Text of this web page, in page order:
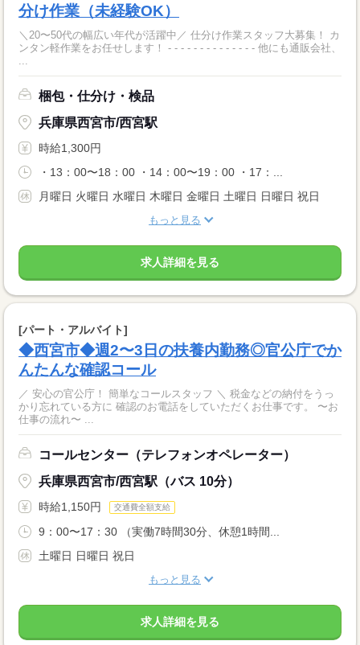
分け作業（未経験OK）
＼20〜50代の幅広い年代が活躍中／ 仕分け作業スタッフ大募集！ カ
ンタン軽作業をお任せします！ - - - - - - - - - - - - - - 他にも通販会社、
梱包・仕分け・検品
兵庫県西宮市/西宮駅
時給1,300円
・13：00〜18：00 ・14：00〜19：00 ・17：...
月曜日 火曜日 水曜日 木曜日 金曜日 土曜日 日曜日 祝日
もっと見る
求人詳細を見る
[パート・アルバイト]
◆西宮市◆週2〜3日の扶養内勤務◎官公庁でか
んたんな確認コール
／ 安心の官公庁！ 簡単なコールスタッフ ＼ 税金などの納付をうっ
かり忘れている方に 確認のお電話をしていただくお仕事です。 〜お
仕事の流れ〜 ...
コールセンター（テレフォンオペレーター）
兵庫県西宮市/西宮駅（バス 10分）
時給1,150円 交通費全額支給
9：00〜17：30 （実働7時間30分、休憩1時間...
土曜日 日曜日 祝日
もっと見る
求人詳細を見る